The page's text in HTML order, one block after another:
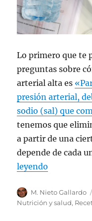
Lo primero que te
preguntas sobre
arterial alta es
presión arterial,
sodio (sal) que
tenemos que
a partir de una
depende de cada
leyendo
Autor
M. Nieto Gallardo
Nutrición y salud,